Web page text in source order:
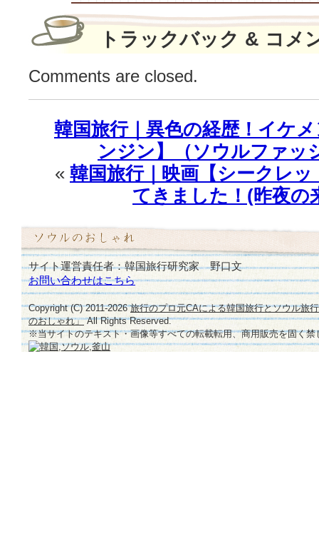
ち
♪(空
シ
ョ
ン)
トラックバック & コメ
Comments are closed.
韓国旅行｜異色の経歴！イケ
ンジン】（ソウルファッ
« 韓国旅行｜映画【シークレ
てきました！(昨夜の
サイト運営責任者：韓国旅行研究家 野口文
お問い合わせはこちら
Copyright (C) 2011-2026旅行のプロ元CAによる韓国旅行とソウル旅
のおしゃれ」All Rights Reserved.
※当サイトのテキスト・画像等すべての転載転用、商用販売を固く禁